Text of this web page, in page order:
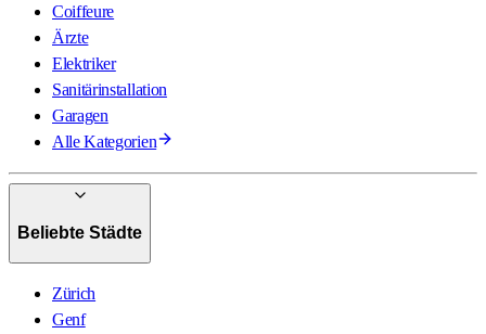
Coiffeure
Ärzte
Elektriker
Sanitärinstallation
Garagen
Alle Kategorien
Beliebte Städte
Zürich
Genf